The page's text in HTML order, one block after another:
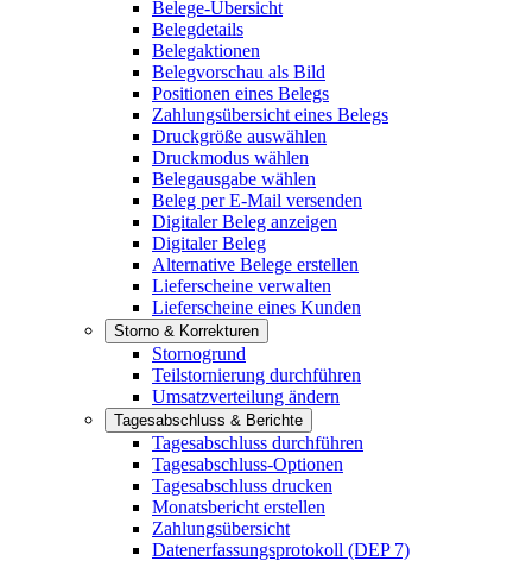
Belege-Übersicht
Belegdetails
Belegaktionen
Belegvorschau als Bild
Positionen eines Belegs
Zahlungsübersicht eines Belegs
Druckgröße auswählen
Druckmodus wählen
Belegausgabe wählen
Beleg per E-Mail versenden
Digitaler Beleg anzeigen
Digitaler Beleg
Alternative Belege erstellen
Lieferscheine verwalten
Lieferscheine eines Kunden
Storno & Korrekturen
Stornogrund
Teilstornierung durchführen
Umsatzverteilung ändern
Tagesabschluss & Berichte
Tagesabschluss durchführen
Tagesabschluss-Optionen
Tagesabschluss drucken
Monatsbericht erstellen
Zahlungsübersicht
Datenerfassungsprotokoll (DEP 7)